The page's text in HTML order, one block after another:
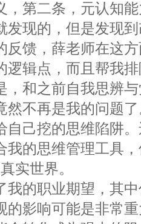
，第二条，元认知
发现的，但是发现
反馈，薛老师在这
逻辑点，而且帮我
，和之前自我思辨
然不再是我的问题
自己挖的思维陷阱
我的思维管理工具
实世界。
我的职业期望，其
的影响可能是非常